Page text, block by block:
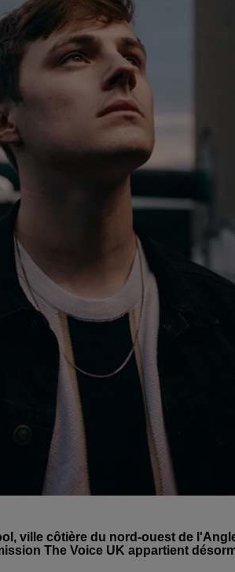
ville côtière du nord-ouest de
The Voice UK appartient